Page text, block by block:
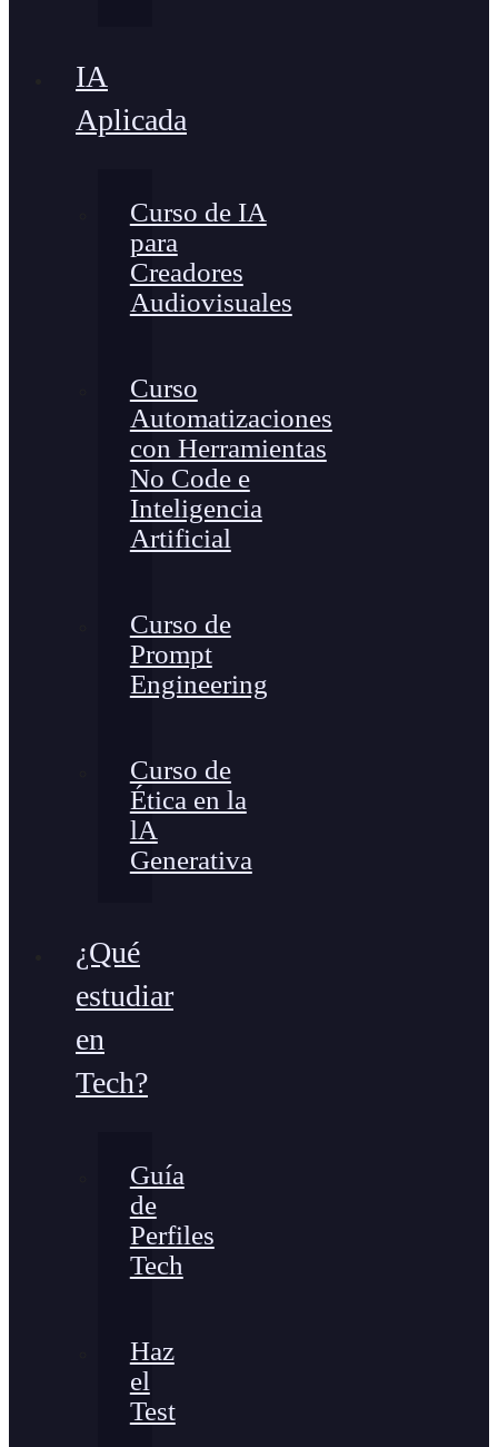
IA
Aplicada
Curso de IA
para
Creadores
Audiovisuales
Curso
Automatizaciones
con Herramientas
No Code e
Inteligencia
Artificial
Curso de
Prompt
Engineering
Curso de
Ética en la
lA
Generativa
¿Qué
estudiar
en
Tech?
Guía
de
Perfiles
Tech
Haz
el
Test